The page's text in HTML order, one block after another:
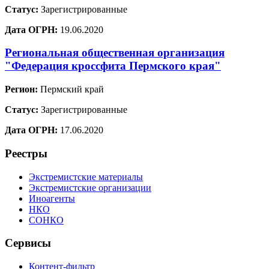
Статус: Зарегистрированные
Дата ОГРН: 19.06.2020
Региональная общественная организация
"Федерация кроссфита Пермского края"
Регион: Пермский край
Статус: Зарегистрированные
Дата ОГРН: 17.06.2020
Реестры
Экстремистские материалы
Экстремистские организации
Иноагенты
НКО
СОНКО
Сервисы
Контент-фильтр